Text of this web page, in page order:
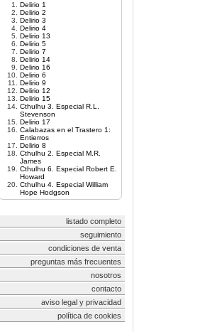
Delirio 1
Delirio 2
Delirio 3
Delirio 4
Delirio 13
Delirio 5
Delirio 7
Delirio 14
Delirio 16
Delirio 6
Delirio 9
Delirio 12
Delirio 15
Cthulhu 3. Especial R.L.
Stevenson
Delirio 17
Calabazas en el Trastero 1:
Entierros
Delirio 8
Cthulhu 2. Especial M.R.
James
Cthulhu 6. Especial Robert E.
Howard
Cthulhu 4. Especial William
Hope Hodgson
listado completo
seguimiento
condiciones de venta
preguntas más frecuentes
nosotros
contacto
aviso legal y privacidad
política de cookies